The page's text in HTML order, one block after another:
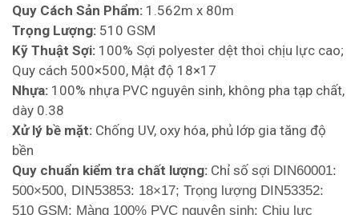
Quy Cách Sản Phẩm: 1.562m x 80m
Trọng Lượng: 510 GSM
Kỹ Thuật Sợi: 100% Sợi polyester dệt thoi chịu lực cao;
Quy cách 500×500, Mật độ 18×17
Nhựa: 100% nhựa PVC nguyên sinh, không pha tạp chất,
dày 0.38
Xử lý bề mặt: Chống UV, oxy hóa, phủ lớp gia tăng độ
bền
Quy chuẩn kiểm tra chất lượng: Chỉ số sợi DIN60001:
500×500, DIN53853: 18×17; Trọng lượng DIN53352:
510 GSM; Màng 100% PVC nguyên sinh; Chịu lực